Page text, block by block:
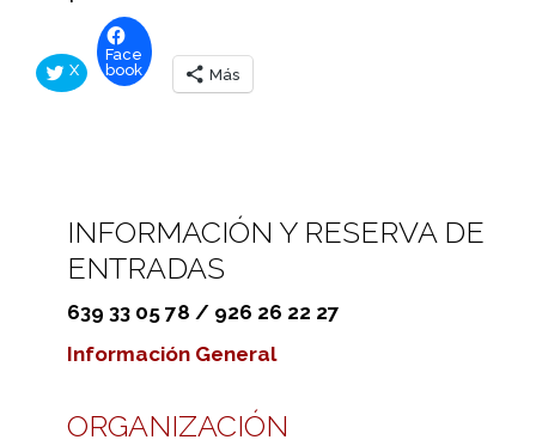
X
Face
book
Más
INFORMACIÓN Y RESERVA DE
ENTRADAS
639 33 05 78 / 926 26 22 27
Información General
ORGANIZACIÓN